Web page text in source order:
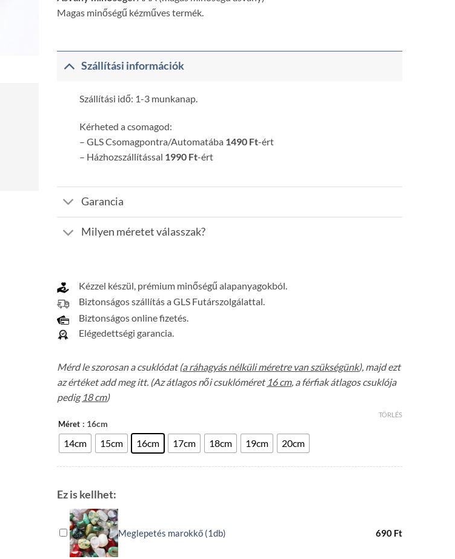
Magas minőségű kézműves termék.
Szállítási információk
Szállítási idő: 1-3 munkanap.
Kérheted a csomagod:
– GLS Csomagpontra/Automatába 1490 Ft-ért
– Házhozszállítással 1990 Ft-ért
Garancia
Milyen méretet válasszak?
Kézzel készül, prémium minőségű alapanyagokból.
Biztonságos szállítás a GLS Futárszolgálattal.
Biztonságos online fizetés.
Elégedettségi garancia.
Mérd le szorosan a csuklódat (a ráhagyás nélküli méretre van szükségünk), majd ezt
az értéket add meg itt. (Az átlagos női csuklóméret 16 cm, a férfiak átlagos csuklója
pedig 18 cm)
Méret : 16cm
14cm 15cm 16cm 17cm 18cm 19cm 20cm
TÖRLÉS
Ez is kellhet:
Meglepetés marokkő (1db) 690 Ft